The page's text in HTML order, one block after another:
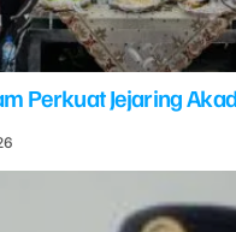
Perkuat Jejaring